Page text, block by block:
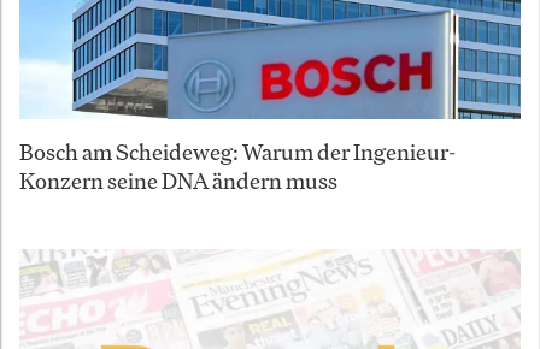
Bosch am Scheideweg: Warum der Ingenieur-
Konzern seine DNA ändern muss